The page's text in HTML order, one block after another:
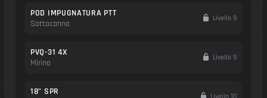
POD IMPUGNATURA PTT
Sottocanna
Livello 9
PVQ-31 4X
Mirino
Livello 9
18" SPR